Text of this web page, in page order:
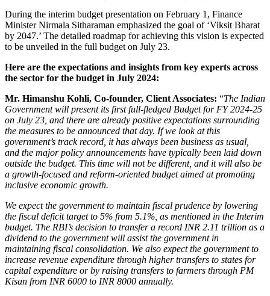
During the interim budget presentation on February 1, Finance
Minister Nirmala Sitharaman emphasized the goal of ‘Viksit Bharat
by 2047.’ The detailed roadmap for achieving this vision is expected
to be unveiled in the full budget on July 23.
Here are the expectations and insights from key experts across
the sector for the budget in July 2024:
Mr. Himanshu Kohli, Co-founder, Client Associates: “The Indian
Government will present its first full-fledged Budget for FY 2024-25
on July 23, and there are already positive expectations surrounding
the measures to be announced that day. If we look at this
government’s track record, it has always been business as usual,
and the major policy announcements have typically been laid down
outside the budget. This time will not be different, and it will also be
a growth-focused and reform-oriented budget aimed at promoting
inclusive economic growth.
We expect the government to maintain fiscal prudence by lowering
the fiscal deficit target to 5% from 5.1%, as mentioned in the Interim
budget. The RBI’s decision to transfer a record INR 2.11 trillion as a
dividend to the government will assist the government in
maintaining fiscal consolidation. We also expect the government to
increase revenue expenditure through higher transfers to states for
capital expenditure or by raising transfers to farmers through PM
Kisan from INR 6000 to INR 8000 annually.